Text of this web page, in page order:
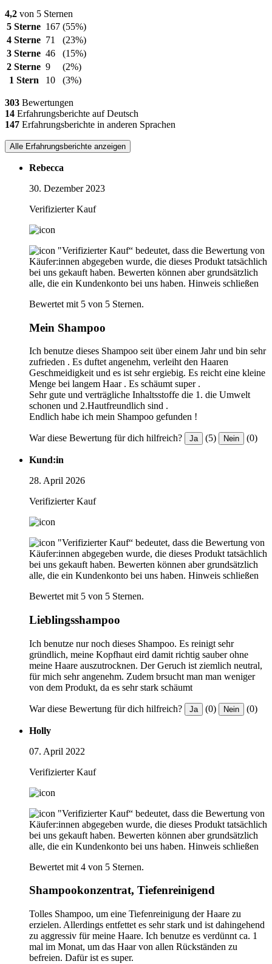
4,2 von 5 Sternen
5 Sterne 167 (55%)
4 Sterne 71
(23%)
3 Sterne 46
(15%)
2 Sterne 9
(2%)
1 Stern
10 (3%)
303 Bewertungen
14 Erfahrungsberichte auf Deutsch
147 Erfahrungsberichte in anderen Sprachen
Alle Erfahrungsberichte anzeigen
Rebecca
30. Dezember 2023
Verifizierter Kauf
"Verifizierter Kauf“ bedeutet, dass die Bewertung von
Käufer:innen abgegeben wurde, die dieses Produkt tatsächlich
bei uns gekauft haben. Bewerten können aber grundsätzlich
alle, die ein Kundenkonto bei uns haben. Hinweis schließen
Bewertet mit 5 von 5 Sternen.
Mein Shampoo
Ich benutze dieses Shampoo seit über einem Jahr und bin sehr
zufrieden . Es duftet angenehm, verleiht den Haaren
Geschmeidigkeit und es ist sehr ergiebig. Es reicht eine kleine
Menge bei langem Haar . Es schäumt super .
Sehr gute und verträgliche Inhaltsstoffe die 1. die Umwelt
schonen und 2.Hautfreundlich sind .
Endlich habe ich mein Shampoo gefunden !
War diese Bewertung für dich hilfreich? Ja (5) Nein (0)
Kund:in
28. April 2026
Verifizierter Kauf
"Verifizierter Kauf“ bedeutet, dass die Bewertung von
Käufer:innen abgegeben wurde, die dieses Produkt tatsächlich
bei uns gekauft haben. Bewerten können aber grundsätzlich
alle, die ein Kundenkonto bei uns haben. Hinweis schließen
Bewertet mit 5 von 5 Sternen.
Lieblingsshampoo
Ich benutze nur noch dieses Shampoo. Es reinigt sehr
gründlich, meine Kopfhaut eird damit richtig sauber ohne
meine Haare auszutrocknen. Der Geruch ist ziemlich neutral,
für mich sehr angenehm. Zudem brsucht man man weniger
von dem Produkt, da es sehr stark schäumt
War diese Bewertung für dich hilfreich? Ja (0) Nein (0)
Holly
07. April 2022
Verifizierter Kauf
"Verifizierter Kauf“ bedeutet, dass die Bewertung von
Käufer:innen abgegeben wurde, die dieses Produkt tatsächlich
bei uns gekauft haben. Bewerten können aber grundsätzlich
alle, die ein Kundenkonto bei uns haben. Hinweis schließen
Bewertet mit 4 von 5 Sternen.
Shampookonzentrat, Tiefenreinigend
Tolles Shampoo, um eine Tiefenreinigung der Haare zu
erzielen. Allerdings entfettet es sehr stark und ist dahingehend
zu aggressiv für meine Haare. Ich benutze es verdünnt ca. 1
mal im Monat, um das Haar von allen Rückständen zu
befreien. Dafür ist es super.